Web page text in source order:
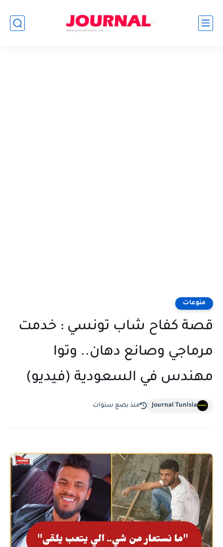
منوعات
قصة كفاح شاب تونسي : خدمت
مرماجي وصانع دهان.. وتوا
مهندس في السعودية (فيديو)
Journal Tunisia منذ بضع سنوات